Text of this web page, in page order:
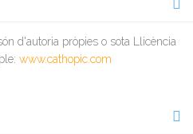
d'autoria pròpies o sota Llicència
www.cathopic.com